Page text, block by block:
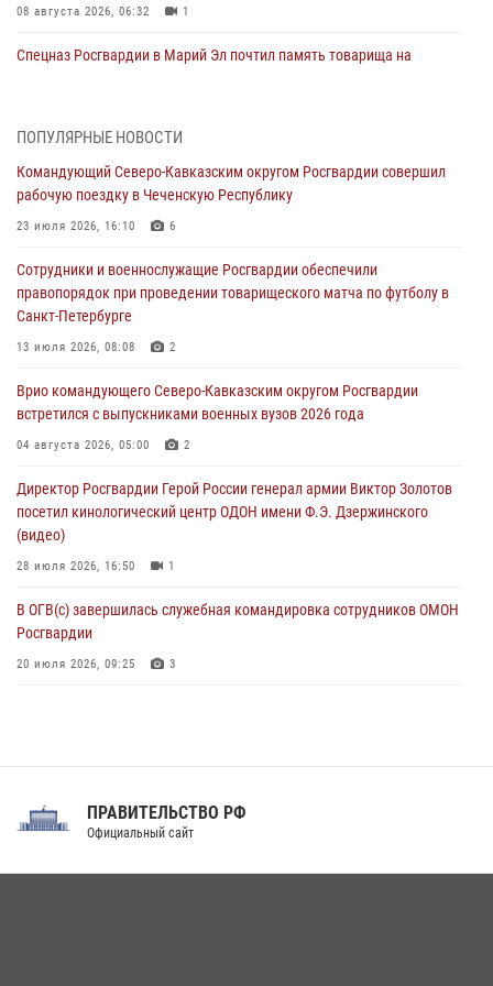
08 августа 2026, 06:32 1
Спецназ Росгвардии в Марий Эл почтил память товарища на
турнирами, мастер-классами и легкоатлетическими забегами
08 августа 2026, 06:03
подготовки на Урале
08 августа 2026, 05:00 3
В ДНР выполняющие задачи СВО росгвардейцы получают из дома
08 августа 2026, 05:00
Комплексные проверки безопасности объектов образования с
08 августа 2026, 04:01
ПОПУЛЯРНЫЕ НОВОСТИ
Командующий Северо-Кавказским округом Росгвардии совершил
рабочую поездку в Чеченскую Республику
23 июля 2026, 16:10 6
Сотрудники и военнослужащие Росгвардии обеспечили
правопорядок при проведении товарищеского матча по футболу в
Санкт-Петербурге
13 июля 2026, 08:08 2
Врио командующего Северо-Кавказским округом Росгвардии
встретился с выпускниками военных вузов 2026 года
04 августа 2026, 05:00 2
Директор Росгвардии Герой России генерал армии Виктор Золотов
посетил кинологический центр ОДОН имени Ф.Э. Дзержинского
(видео)
28 июля 2026, 16:50 1
В ОГВ(с) завершилась служебная командировка сотрудников ОМОН
Росгвардии
20 июля 2026, 09:25 3
Праздник «Один день с Росгвардией» к 105-летию Центрального
ПРАВИТЕЛЬСТВО РФ
Официальный сайт